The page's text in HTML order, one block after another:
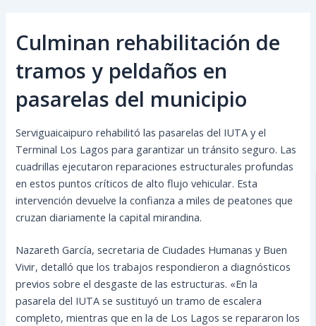
Culminan rehabilitación de
tramos y peldaños en
pasarelas del municipio
Serviguaicaipuro rehabilitó las pasarelas del IUTA y el
Terminal Los Lagos para garantizar un tránsito seguro. Las
cuadrillas ejecutaron reparaciones estructurales profundas
en estos puntos críticos de alto flujo vehicular. Esta
intervención devuelve la confianza a miles de peatones que
cruzan diariamente la capital mirandina.
Nazareth García, secretaria de Ciudades Humanas y Buen
Vivir, detalló que los trabajos respondieron a diagnósticos
previos sobre el desgaste de las estructuras. «En la
pasarela del IUTA se sustituyó un tramo de escalera
completo, mientras que en la de Los Lagos se repararon los